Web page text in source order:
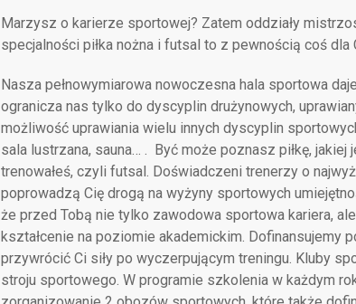
Marzysz o karierze sportowej? Zatem oddziały
specjalności piłka nożna i futsal to z pewnością coś dla
Nasza pełnowymiarowa nowoczesna hala sportowa
ogranicza nas tylko do dyscyplin drużynowych,
możliwość uprawiania wielu innych dyscyplin
sala lustrzana, sauna… . Być może poznasz piłkę, jakiej
trenowałeś, czyli futsal. Doświadczeni trenerzy o
poprowadzą Cię drogą na wyżyny sportowych
że przed Tobą nie tylko zawodowa sportowa kariera,
kształcenie na poziomie akademickim. Dofinansujemy
przywrócić Ci siły po wyczerpującym treningu. Kluby
stroju sportowego. W programie szkolenia w każdym